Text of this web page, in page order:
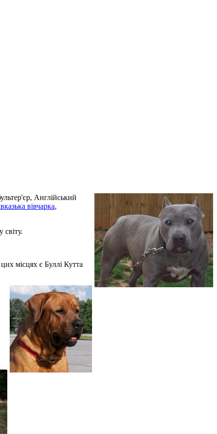
Англійський
вівчарка,
світу.
місцях є Буллі Кутта